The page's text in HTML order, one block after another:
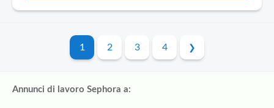
1 2 3 4
Annunci di lavoro Sephora a: